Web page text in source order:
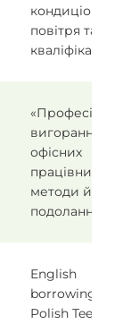
повітря та їх
кваліфікація
«Професійне
вигорання
офісних
працівників
методи його
подолання»
English
borrowings in
Polish Teenage